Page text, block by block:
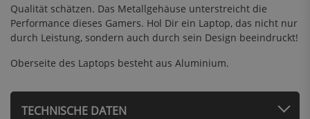
Qualität schätzen. Das Metallgehäuse unterstreicht die
Performance dieses Gamers. Hol Dir ein Laptop, das nicht nur
durch Leistung, sondern auch durch sein Design beeindruckt!
Oberseite des Laptops besteht aus Aluminium.
TECHNISCHE DATEN